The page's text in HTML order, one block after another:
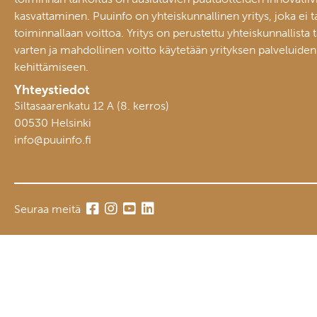
kasvattaminen. Puuinfo on yhteiskunnallinen yritys, joka ei
toiminnallaan voittoa. Yritys on perustettu yhteiskunnallista
varten ja mahdollinen voitto käytetään yrityksen palveluiden
kehittämiseen.
Yhteystiedot
Siltasaarenkatu 12 A (8. kerros)
00530 Helsinki
info@puuinfo.fi
Seuraa meitä